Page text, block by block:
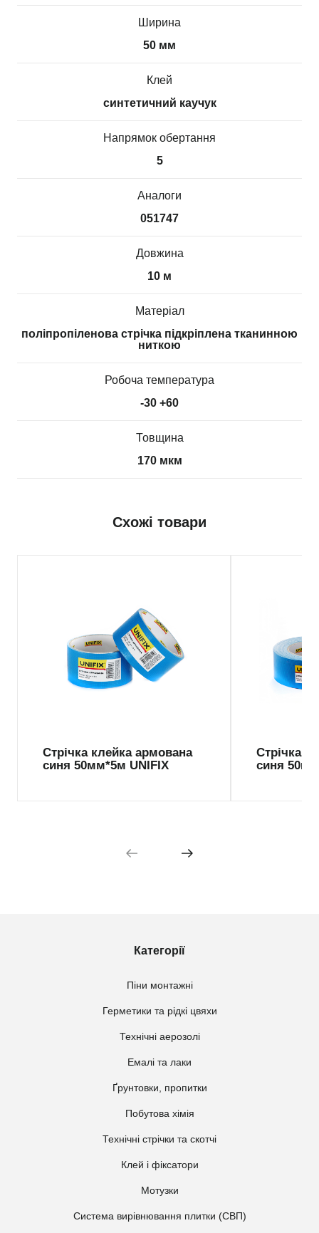
Ширина
50 мм
Клей
синтетичний каучук
Напрямок обертання
5
Аналоги
051747
Довжина
10 м
Матеріал
поліпропіленова стрічка підкріплена тканинною
ниткою
Робоча температура
-30 +60
Товщина
170 мкм
Схожі товари
Стрічка клейка армована
синя 50мм*5м UNIFIX
Стрічка
синя
Категорії
Піни монтажні
Герметики та рідкі цвяхи
Технічні аерозолі
Емалі та лаки
Ґрунтовки, пропитки
Побутова хімія
Технічні стрічки та скотчі
Клей і фіксатори
Мотузки
Система вирівнювання плитки (СВП)